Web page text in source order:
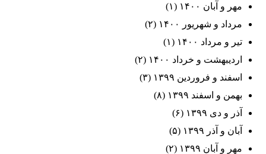
مهر و آبان ۱۴۰۰
(۱)
مرداد و شهریور ۱۴۰۰
(۲)
تیر و مرداد ۱۴۰۰
(۱)
اردیبهشت و خرداد ۱۴۰۰
(۲)
اسفند و فروردین ۱۳۹۹
(۳)
بهمن و اسفند ۱۳۹۹
(۸)
آذر و دی ۱۳۹۹
(۶)
آبان و آذر ۱۳۹۹
(۵)
مهر و آبان ۱۳۹۹
(۲)